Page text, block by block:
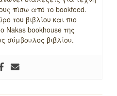
πίσω από το bookfeed.
του βιβλίου και πιο
Nakas bookhouse της
σύμβουλος βιβλίου.